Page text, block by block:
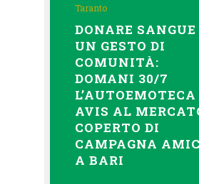
Taranto
DONARE SANGUE
UN GESTO DI
COMUNITÀ:
DOMANI 30/7
L’AUTOEMOTECA
AVIS AL
COPERTO DI
CAMPAGNA
A BARI